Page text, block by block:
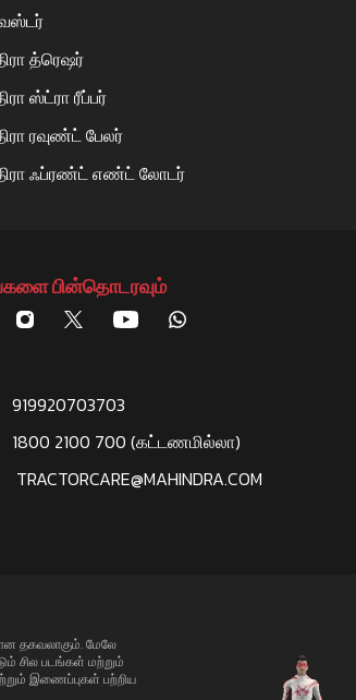
த்ரெஷர்
ஸ்ட்ரா ரீப்பர்
ரவுண்ட் பேலர்
ஃப்ரண்ட் எண்ட் லோடர்
பின்தொடரவும்
919920703703
1800 2100 700 (கட்டணமில்லா)
TRACTORCARE@MAHINDRA.COM
தகவலாகும். மேலே
சில படங்கள் மற்றும்
இணைப்புகள் பற்றிய